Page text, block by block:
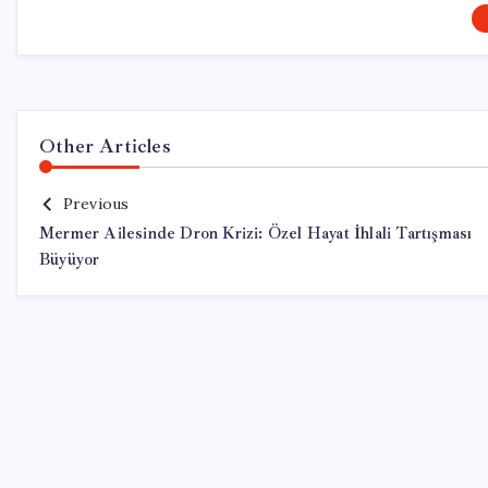
Other Articles
Previous
Mermer Ailesinde Dron Krizi: Özel Hayat İhlali Tartışması
Büyüyor